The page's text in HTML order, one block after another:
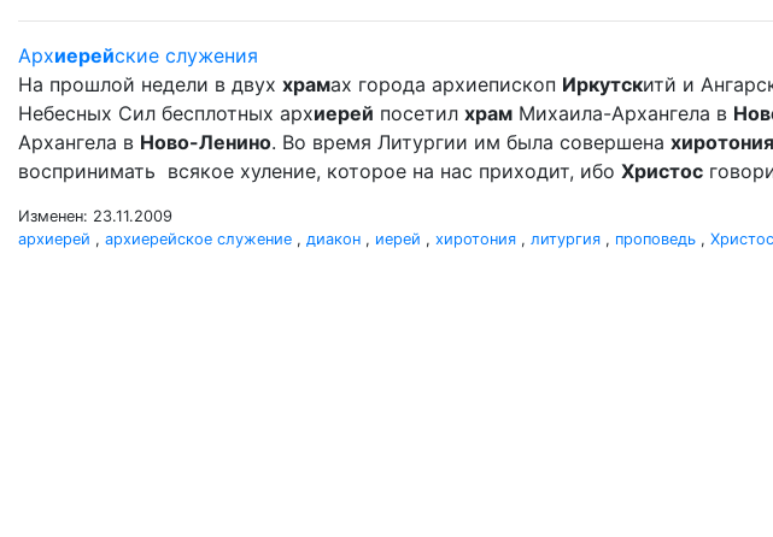
Архиерейские служения
На прошлой недели в двух храмах города архиепископ Иркутскитй и
Небесных Сил бесплотных архиерей посетил храм Михаила-Архангела в
Архангела в Ново-Ленино. Во время Литургии им была совершена хиротония
воспринимать всякое хуление, которое на нас приходит, ибо Христос
Изменен: 23.11.2009
архиерей , архиерейское служение , диакон , иерей , хиротония , литургия , проповедь , Христос